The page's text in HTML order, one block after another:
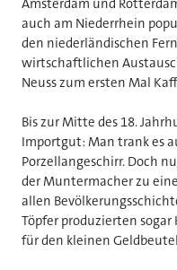
auch am Niederrhein
den niederländischen
wirtschaftlichen
Neuss zum ersten Mal
Bis zur Mitte des 18.
Importgut: Man trank es
Porzellangeschirr. Doch
der Muntermacher zu
allen
Töpfer produzierten
für den kleinen